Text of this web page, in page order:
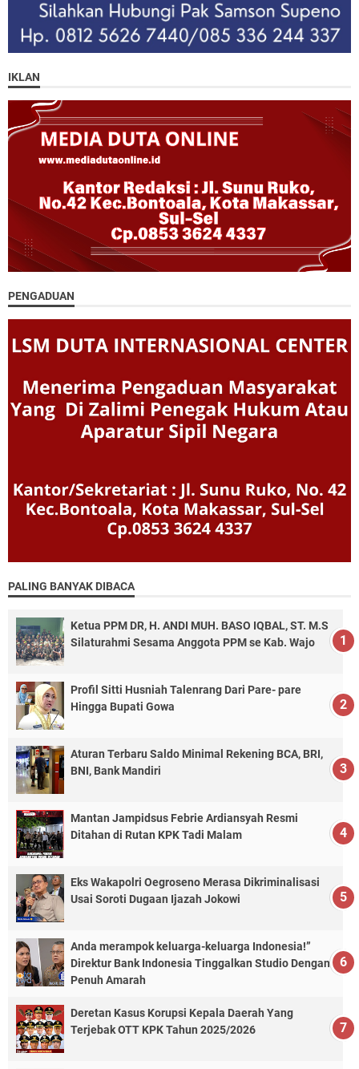
IKLAN
PENGADUAN
PALING BANYAK DIBACA
Ketua PPM DR, H. ANDI MUH. BASO IQBAL, ST. M.S
Silaturahmi Sesama Anggota PPM se Kab. Wajo
Profil Sitti Husniah Talenrang Dari Pare- pare
Hingga Bupati Gowa
Aturan Terbaru Saldo Minimal Rekening BCA, BRI,
BNI, Bank Mandiri
Mantan Jampidsus Febrie Ardiansyah Resmi
Ditahan di Rutan KPK Tadi Malam
Eks Wakapolri Oegroseno Merasa Dikriminalisasi
Usai Soroti Dugaan Ijazah Jokowi
Anda merampok keluarga-keluarga Indonesia!”
Direktur Bank Indonesia Tinggalkan Studio Dengan
Penuh Amarah
Deretan Kasus Korupsi Kepala Daerah Yang
Terjebak OTT KPK Tahun 2025/2026